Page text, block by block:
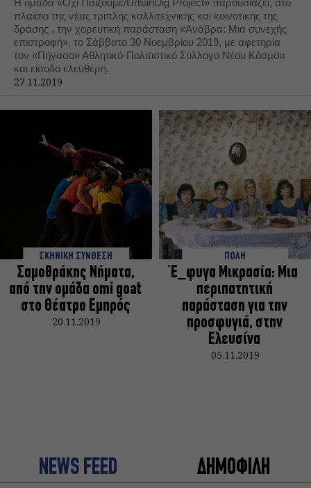
Η ομάδα «Όχι Παίζουμε/UrbanDig Project» παρουσιάζει, στο
πλαίσιο της νέας τριπλής καλλιτεχνικής και κοινοτικής της
δράσης , την χορευτική παράσταση «Ανάβρα: Μια συνεχής
επιστροφή», το Σάββατο 30 Νοεμβρίου 2019, με αφετηρία
τον «Πήγασο» Αθλητικό-Πολιτιστικό Σύλλογο Νέου Κόσμου
και είσοδο ελεύθερη.
27.11.2019
ΣΚΗΝΙΚΗ ΣΥΝΘΕΣΗ
Σαμοθράκης Νήματα,
από την ομάδα omi goat
στο Θέατρο Εμπρός
20.11.2019
ΠΟΛΗ
Έ_φυγα Μικρασία: Μια
περιπατητική
παράσταση για την
προσφυγιά, στην
Ελευσίνα
05.11.2019
NEWS FEED ΔΗΜΟΦΙΛΗ